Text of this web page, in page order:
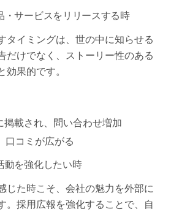
サービスをリリースする時
タイミングは、世の中に知らせる
だけでなく、ストーリー性のある
果的です。
掲載され、問い合わせ増加
口コミが広がる
を強化したい時
じた時こそ、会社の魅力を外部に
。採用広報を強化することで、自